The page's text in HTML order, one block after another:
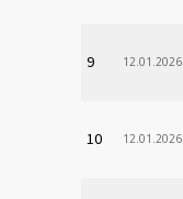
9 12.01.2026
10 12.01.2026